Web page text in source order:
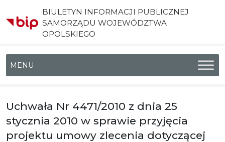
BIULETYN INFORMACJI PUBLICZNEJ
SAMORZĄDU WOJEWÓDZTWA
OPOLSKIEGO
Menu główne
Uchwała Nr 4471/2010 z dnia 25
stycznia 2010 w sprawie przyjęcia
projektu umowy zlecenia dotyczącej